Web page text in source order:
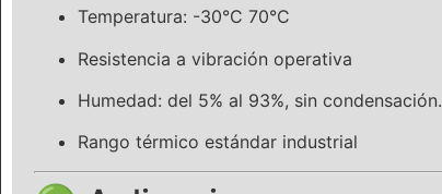
Temperatura: -30°C 70°C
Resistencia a vibración operativa
Humedad: del 5% al 93%, sin condensación.
Rango térmico estándar industrial